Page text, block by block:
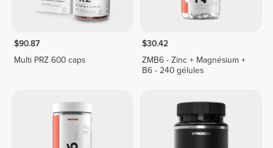
$90.87
Multi PRZ 600 caps
$30.42
ZMB6 - Zinc + Magnésium +
B6 - 240 gélules